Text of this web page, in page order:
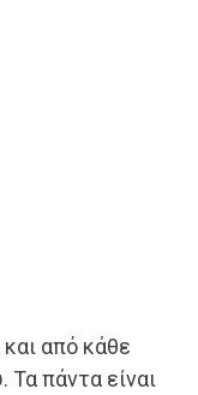
από κάθε
Τα πάντα είναι